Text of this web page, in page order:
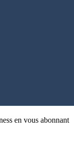
en vous abonnant